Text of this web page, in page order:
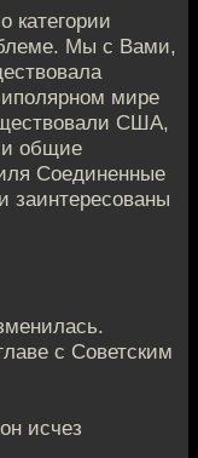
категории
Мы с Вами,
мире
США,
и общие
Соединенные
заинтересованы
с Советским
исчез